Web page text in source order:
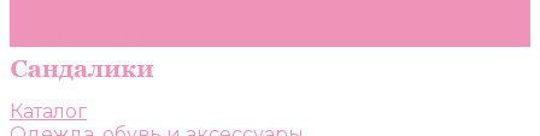
Каталог